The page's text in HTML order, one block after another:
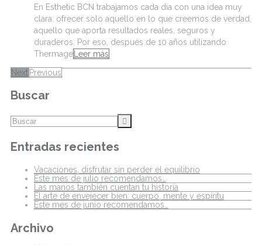
En Esthetic BCN trabajamos cada día con una idea muy
clara: ofrecer solo aquello en lo que creemos de verdad,
aquello que aporta resultados reales, seguros y
duraderos. Por eso, después de 10 años utilizando
Thermage Leer más
Next Previous
Buscar
Entradas recientes
Vacaciones, disfrutar sin perder el equilibrio
Este mes de julio recomendamos…
Las manos también cuentan tu historia
El arte de envejecer bien: cuerpo, mente y espíritu
Este mes de junio recomendamos…
Archivo